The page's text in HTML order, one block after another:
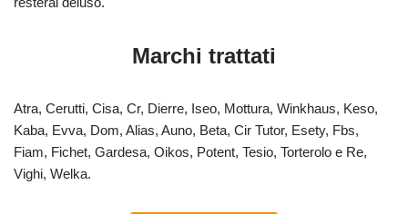
Marchi trattati
Atra, Cerutti, Cisa, Cr, Dierre, Iseo, Mottura, Winkhaus, Keso,
Kaba, Evva, Dom, Alias, Auno, Beta, Cir Tutor, Esety, Fbs,
Fiam, Fichet, Gardesa, Oikos, Potent, Tesio, Torterolo e Re,
Vighi, Welka.